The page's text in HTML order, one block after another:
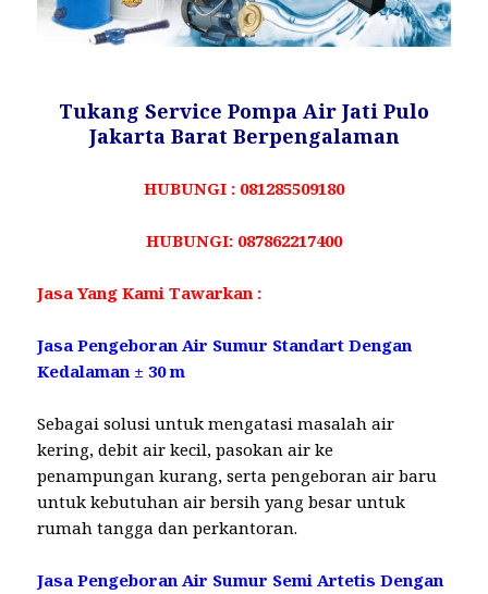
Tukang Service Pompa Air Jati Pulo
Jakarta Barat Berpengalaman
HUBUNGI : 081285509180
HUBUNGI: 087862217400
Jasa Yang Kami Tawarkan :
Jasa Pengeboran Air Sumur Standart Dengan
Kedalaman ± 30 m
Sebagai solusi untuk mengatasi masalah air
kering, debit air kecil, pasokan air ke
penampungan kurang, serta pengeboran air baru
untuk kebutuhan air bersih yang besar untuk
rumah tangga dan perkantoran.
Jasa Pengeboran Air Sumur Semi Artetis Dengan